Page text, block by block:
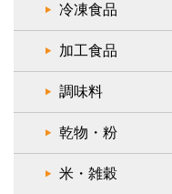
冷凍食品
加工食品
調味料
乾物・粉
米・雑穀